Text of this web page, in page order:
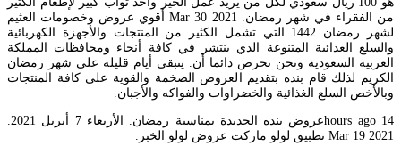
من الفقراء في شهر رمضان. Mar 30 2021 أقوي عروض وخصومات العثيم
لشهر رمضان 1442 التي تشمل الكثير من المنتجات والأجهزة الكهربائية
والسلع الغذائية المتنوعة الذي ينتشر في كافة أنحاء ومحافظات المملكة
العربية السعودية ونحن نحرص دائما أن. يتبقى أيام قليلة على شهر رمضان
الكريم لذلك قام بنده بتقديم العروض الضخمة والقوية على كافة المنتجات
وبالأخص السلع الغذائية والخضراوات والفواكه والأجبان.
Mar 19 2021 تطبيق لولو ماركت عروض لولو الخبر.